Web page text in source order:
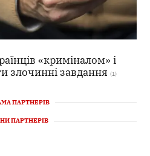
«криміналом» і
злочинні завдання (1)
ПАРТНЕРІВ
ПАРТНЕРІВ